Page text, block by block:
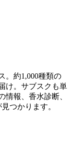
。約1,000種類の
け。サブスクも単
情報、香水診断、
つかります。